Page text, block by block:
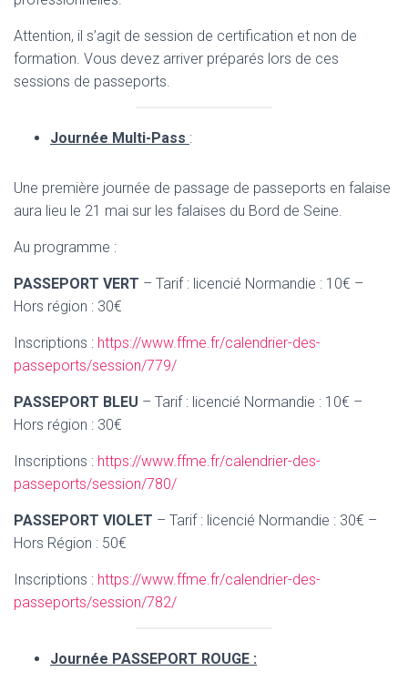
Attention, il s’agit de session de certification et non de
formation. Vous devez arriver préparés lors de ces
sessions de passeports.
Journée Multi-Pass :
Une première journée de passage de passeports en falaise
aura lieu le 21 mai sur les falaises du Bord de Seine.
Au programme :
PASSEPORT VERT – Tarif : licencié Normandie : 10€ –
Hors région : 30€
Inscriptions : https://www.ffme.fr/calendrier-des-
passeports/session/779/
PASSEPORT BLEU – Tarif : licencié Normandie : 10€ –
Hors région : 30€
Inscriptions : https://www.ffme.fr/calendrier-des-
passeports/session/780/
PASSEPORT VIOLET – Tarif : licencié Normandie : 30€ –
Hors Région : 50€
Inscriptions : https://www.ffme.fr/calendrier-des-
passeports/session/782/
Journée PASSEPORT ROUGE :